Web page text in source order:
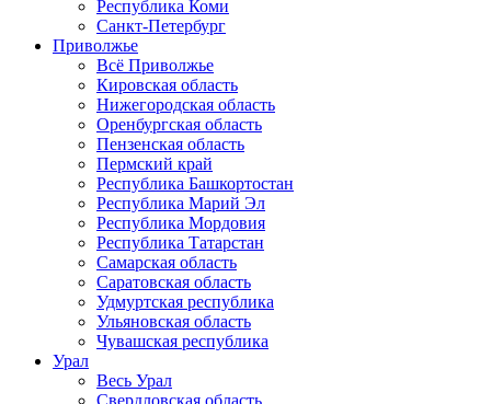
Республика Коми
Санкт-Петербург
Приволжье
Всё Приволжье
Кировская область
Нижегородская область
Оренбургская область
Пензенская область
Пермский край
Республика Башкортостан
Республика Марий Эл
Республика Мордовия
Республика Татарстан
Самарская область
Саратовская область
Удмуртская республика
Ульяновская область
Чувашская республика
Урал
Весь Урал
Свердловская область